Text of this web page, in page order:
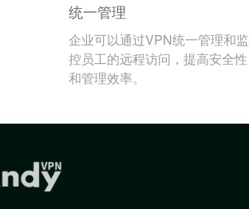
统一管理
企业可以通过VPN统一管理和监
控员工的远程访问，提高安全性
和管理效率。